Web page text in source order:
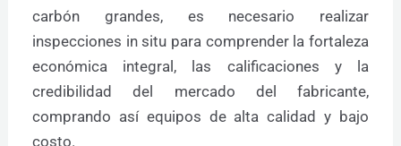
carbón grandes, es necesario realizar
inspecciones in situ para comprender la fortaleza
económica integral, las calificaciones y la
credibilidad del mercado del fabricante,
comprando así equipos de alta calidad y bajo
costo.